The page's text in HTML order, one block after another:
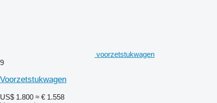
voorzetstukwagen
9
Voorzetstukwagen
US$ 1.800 ≈ € 1.558